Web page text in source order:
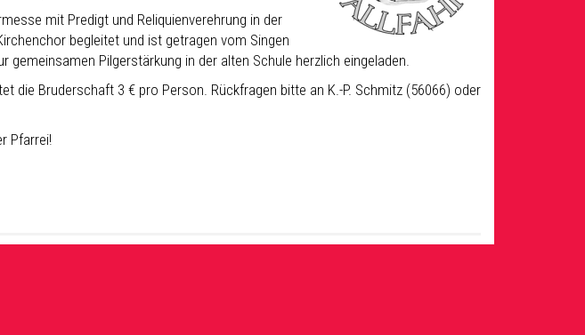
mit Predigt und Reliquienverehrung in der
begleitet und ist getragen vom Singen
gemeinsamen Pilgerstärkung in der alten Schule herzlich eingeladen.
die Bruderschaft 3 € pro Person. Rückfragen bitte an K.-P. Schmitz (56066) oder
Pfarrei!